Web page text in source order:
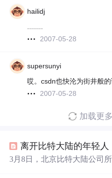
hailidj
........
2007-05-28
supersunyi
哎。csdn也快沦为街井般的
2007-05-28
加载更
离开比特大陆的年轻人
3月8日，北京比特大陆公司